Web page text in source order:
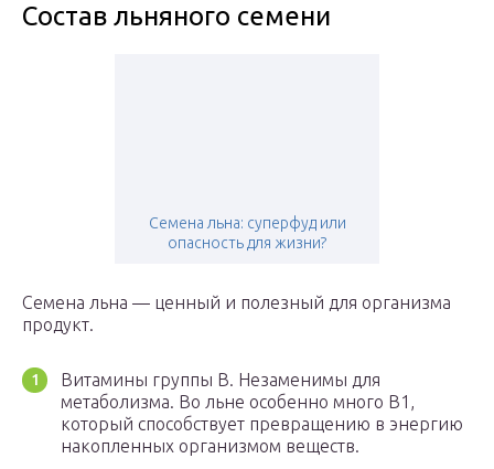
Состав льняного семени
Семена льна: суперфуд или
опасность для жизни?
Семена льна — ценный и полезный для организма
продукт.
Витамины группы В. Незаменимы для
метаболизма. Во льне особенно много В1,
который способствует превращению в энергию
накопленных организмом веществ.